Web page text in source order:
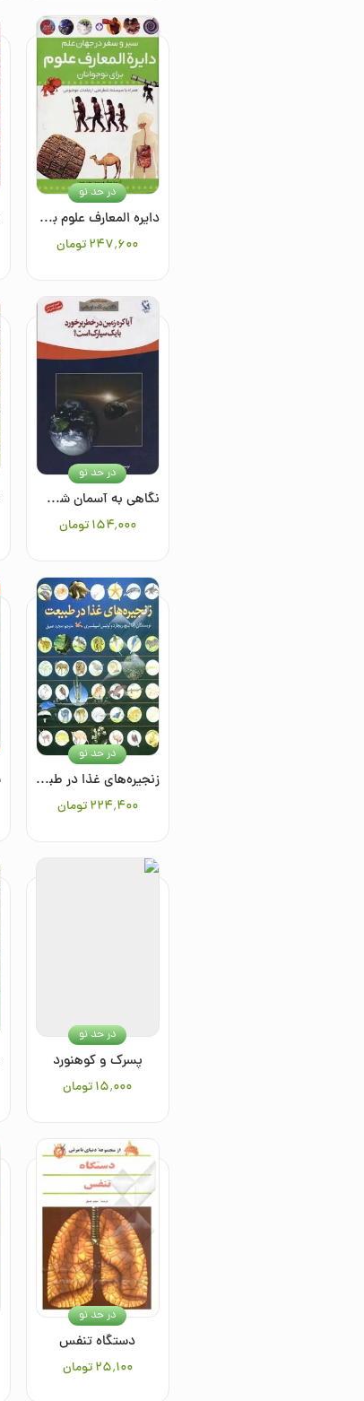
دایره المعارف علوم برای نوجوانان(سیر و سفر در جهان علم )
۲۴۷٬۶۰۰تومان
در حد نو
نگاهی به آسمان شب(آیا کره زمین در خطر برخورد با یک سیارک است)
۱۵۴٬۰۰۰ تومان
در حد نو
زنجیره‌های غذا در طبیعت
۲۲۴٬۴۰۰ تومان
در حد نو
پسرک و کوهنورد
۱۵٬۰۰۰تومان
در حد نو
دستگاه تنفس
۲۵٬۱۰۰ تومان
در حد نو